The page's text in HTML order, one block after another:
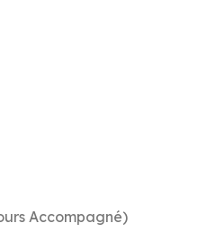
Accompagné)